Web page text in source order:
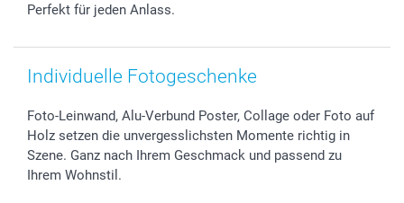
Perfekt für jeden Anlass.
Individuelle Fotogeschenke
Foto-Leinwand, Alu-Verbund Poster, Collage oder Foto auf
Holz setzen die unvergesslichsten Momente richtig in
Szene. Ganz nach Ihrem Geschmack und passend zu
Ihrem Wohnstil.